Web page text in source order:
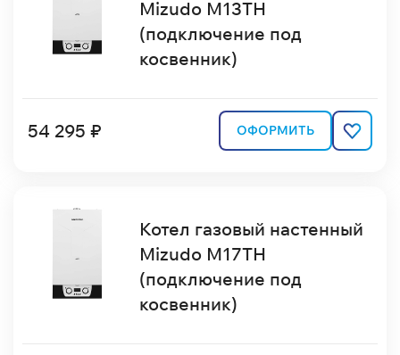
Mizudo M13TН
(подключение под
косвенник)
54 295 ₽ ОФОРМИТЬ
Котел газовый настенный
Mizudo M17TН
(подключение под
косвенник)